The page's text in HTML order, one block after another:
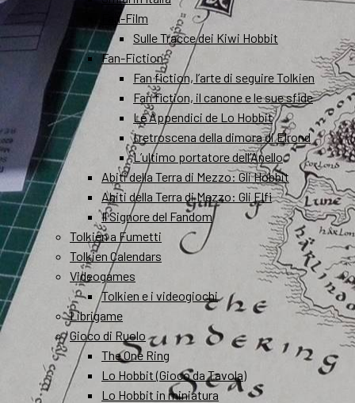
Fan-Film
Sulle Tracce dei Kiwi Hobbit
Fan-Fiction
Fan fiction, l’arte di seguire Tolkien
Fan fiction, il canone e le sue sfide
Le Appendici de Lo Hobbit
I retroscena della dimora di Elrond
L’ultimo portatore dell’Anello
Abiti della Terra di Mezzo: Gli Hobbit
Abiti della Terra di Mezzo: Gli Elfi
Il Signore del Fandom
Tolkien a Fumetti
Tolkien Calendars
Videogames
Tolkien e i videogiochi
Librigame
Gioco di Ruolo
The One Ring
Lo Hobbit (Gioco da Tavola)
Lo Hobbit in miniatura